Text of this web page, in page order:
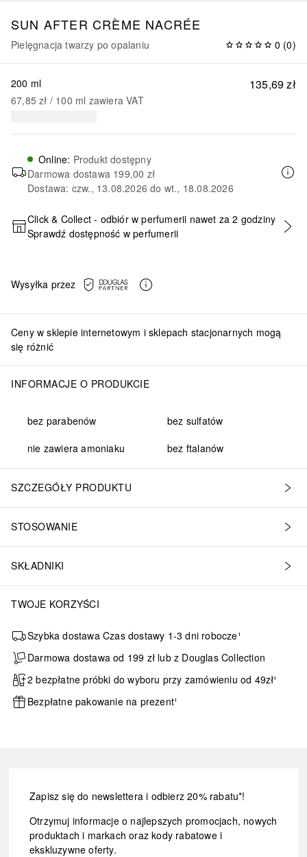
SUN AFTER CRÈME NACRÉE
Pielęgnacja twarzy po opalaniu 0 (0)
135,69 zł
200 ml
67,85 zł / 100 ml zawiera VAT
Online: Produkt dostępny
Darmowa dostawa 199,00 zł
Dostawa: czw., 13.08.2026 do wt., 18.08.2026
DODAJ DO KOSZYKA
Click & Collect - odbiór w perfumerii nawet za 2 godziny
Sprawdź dostępność w perfumerii
Wysyłka przez
Ceny w sklepie internetowym i sklepach stacjonarnych mogą
się różnić
INFORMACJE O PRODUKCIE
bez parabenów
bez sulfatów
nie zawiera amoniaku
bez ftalanów
SZCZEGÓŁY PRODUKTU
STOSOWANIE
SKŁADNIKI
TWOJE KORZYŚCI
Szybka dostawa Czas dostawy 1-3 dni robocze¹
Darmowa dostawa od 199 zł lub z Douglas Collection
2 bezpłatne próbki do wyboru przy zamówieniu od 49zł¹
Bezpłatne pakowanie na prezent¹
Zapisz się do newslettera i odbierz 20% rabatu*!
Otrzymuj informacje o najlepszych promocjach, nowych
produktach i markach oraz kody rabatowe i
ekskluzywne oferty.